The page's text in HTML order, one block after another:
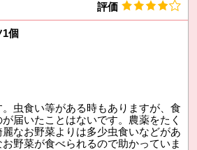
評価
個
虫食い等がある時もありますが、食
届いたことはないです。農薬をたく
なお野菜よりは多少虫食いなどがあ
野菜が食べられるので助かっていま